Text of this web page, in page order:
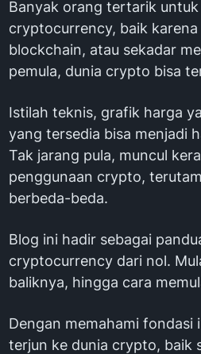
Banyak orang tertarik
cryptocurrency, baik
blockchain, atau sekadar
pemula, dunia crypto bisa
Istilah teknis, grafik harga
yang tersedia bisa menjadi
Tak jarang pula, muncul
penggunaan crypto,
berbeda-beda.
Blog ini hadir sebagai
cryptocurrency dari nol.
baliknya, hingga cara
Dengan memahami fondasi
terjun ke dunia crypto, baik